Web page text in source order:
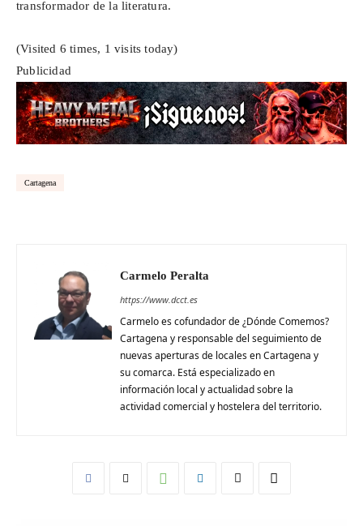
transformador de la literatura.
(Visited 6 times, 1 visits today)
Publicidad
Cartagena
Carmelo Peralta
https://www.dcct.es
Carmelo es cofundador de ¿Dónde Comemos?
Cartagena y responsable del seguimiento de
nuevas aperturas de locales en Cartagena y
su comarca. Está especializado en
información local y actualidad sobre la
actividad comercial y hostelera del territorio.